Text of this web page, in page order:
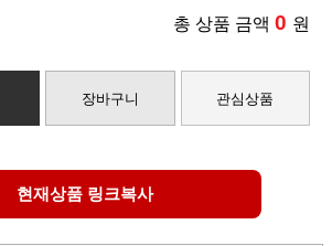
총 상품 금액 0 원
장바구니 관심상품
현재상품 링크복사